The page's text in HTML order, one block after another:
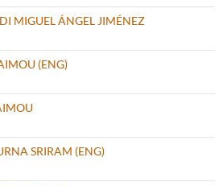
MIGUEL ÁNGEL JIMÉNEZ
(ENG)
SRIRAM (ENG)